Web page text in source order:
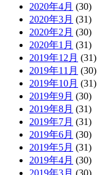
2020年4月 (30)
2020年3月 (31)
2020年2月 (30)
2020年1月 (31)
2019年12月 (31)
2019年11月 (30)
2019年10月 (31)
2019年9月 (30)
2019年8月 (31)
2019年7月 (31)
2019年6月 (30)
2019年5月 (31)
2019年4月 (30)
2019年3月 (30)